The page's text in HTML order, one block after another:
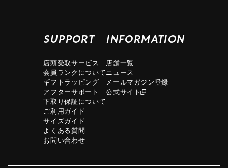
SUPPORT
店頭受取サービス
会員ランクについて
ギフトラッピング
アフターサポート
下取り保証について
ご利用ガイド
サイズガイド
よくある質問
お問い合わせ
INFORMATION
店舗一覧
ニュース
メールマガジン登録
公式サイト